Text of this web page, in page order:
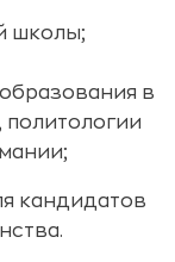
школы;
в
политологии
кандидатов